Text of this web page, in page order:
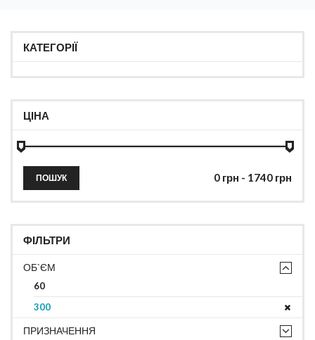
КАТЕГОРІЇ
ЦІНА
ПОШУК
ФІЛЬТРИ
ОБ`ЄМ
60
300
ПРИЗНАЧЕННЯ